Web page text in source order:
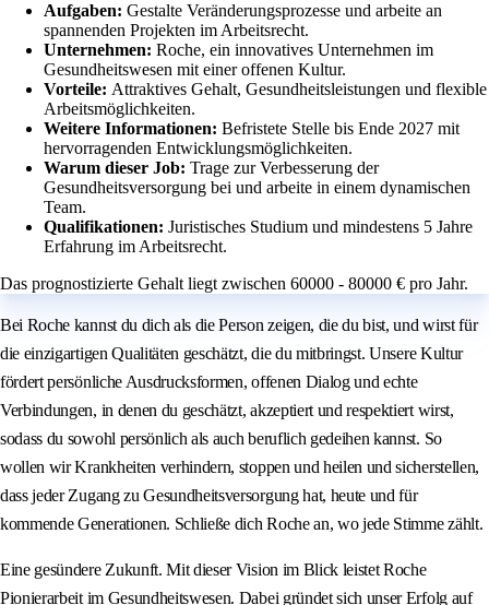
Aufgaben: Gestalte Veränderungsprozesse und arbeite an
spannenden Projekten im Arbeitsrecht.
Unternehmen: Roche, ein innovatives Unternehmen im
Gesundheitswesen mit einer offenen Kultur.
Vorteile: Attraktives Gehalt, Gesundheitsleistungen und flexible
Arbeitsmöglichkeiten.
Weitere Informationen: Befristete Stelle bis Ende 2027 mit
hervorragenden Entwicklungsmöglichkeiten.
Warum dieser Job: Trage zur Verbesserung der
Gesundheitsversorgung bei und arbeite in einem dynamischen
Team.
Qualifikationen: Juristisches Studium und mindestens 5 Jahre
Erfahrung im Arbeitsrecht.
Das prognostizierte Gehalt liegt zwischen 60000 - 80000 € pro Jahr.
Bei Roche kannst du dich als die Person zeigen, die du bist, und wirst für
die einzigartigen Qualitäten geschätzt, die du mitbringst. Unsere Kultur
fördert persönliche Ausdrucksformen, offenen Dialog und echte
Verbindungen, in denen du geschätzt, akzeptiert und respektiert wirst,
sodass du sowohl persönlich als auch beruflich gedeihen kannst. So
wollen wir Krankheiten verhindern, stoppen und heilen und sicherstellen,
dass jeder Zugang zu Gesundheitsversorgung hat, heute und für
kommende Generationen. Schließe dich Roche an, wo jede Stimme zählt.
Eine gesündere Zukunft. Mit dieser Vision im Blick leistet Roche
Pionierarbeit im Gesundheitswesen. Dabei gründet sich unser Erfolg auf